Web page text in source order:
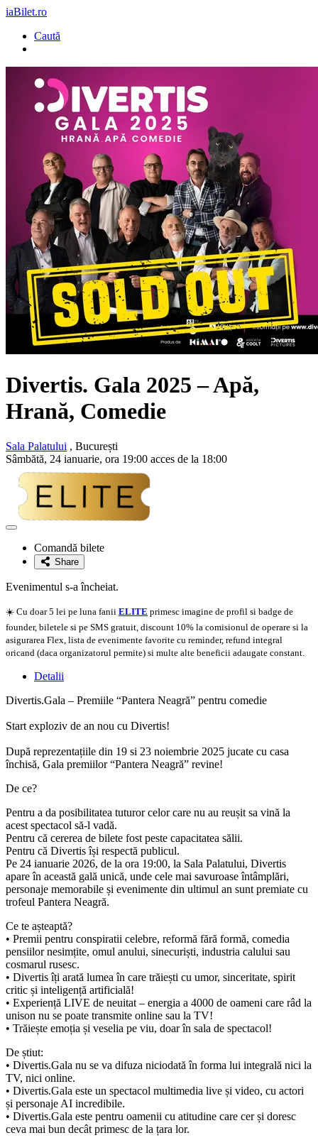
iaBilet.ro
Caută
Divertis. Gala 2025 – Apă,
Hrană, Comedie
Sala Palatului , București
Sâmbătă, 24 ianuarie, ora 19:00 acces de la 18:00
Adaugă
favoriteComandă bilete
Share
Evenimentul s-a încheiat.
☀️ Cu doar 5 lei pe luna fanii ELITE primesc imagine de profil si badge de
founder, biletele si pe SMS gratuit, discount 10% la comisionul de operare si la
asigurarea Flex, lista de evenimente favorite cu reminder, refund integral
oricand (daca organizatorul permite) si multe alte beneficii adaugate constant.
Detalii
Divertis.Gala – Premiile “Pantera Neagră” pentru comedie
Start exploziv de an nou cu Divertis!
După reprezentațiile din 19 si 23 noiembrie 2025 jucate cu casa
închisă, Gala premiilor “Pantera Neagră” revine!
De ce?
Pentru a da posibilitatea tuturor celor care nu au reușit sa vină la
acest spectacol să-l vadă.
Pentru că cererea de bilete fost peste capacitatea sălii.
Pentru că Divertis își respectă publicul.
Pe 24 ianuarie 2026, de la ora 19:00, la Sala Palatului, Divertis
apare în această gală unică, unde cele mai savuroase întâmplări,
personaje memorabile și evenimente din ultimul an sunt premiate cu
trofeul Pantera Neagră.
Ce te așteaptă?
• Premii pentru conspiratii celebre, reformă fără formă, comedia
pensiilor nesimțite, omul anului, sinecuriști, industria calului sau
cosmarul rusesc.
• Divertis îți arată lumea în care trăiești cu umor, sinceritate, spirit
critic și inteligență artificială!
• Experiență LIVE de neuitat – energia a 4000 de oameni care râd la
unison nu se poate transmite online sau la TV!
• Trăiește emoția și veselia pe viu, doar în sala de spectacol!
De știut:
• Divertis.Gala nu se va difuza niciodată în forma lui integrală nici la
TV, nici online.
• Divertis.Gala este un spectacol multimedia live și video, cu actori
și personaje AI incredibile.
• Divertis.Gala este pentru oamenii cu atitudine care cer și doresc
ceva mai bun decât primesc de la țara lor.